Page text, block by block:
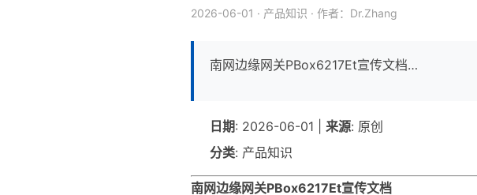
2026-06-01 · 产品知识 · 作者：Dr.Zhang
南网边缘网关PBox6217Et宣传文档…
日期: 2026-06-01 | 来源: 原创
分类: 产品知识
南网边缘网关PBox6217Et宣传文档